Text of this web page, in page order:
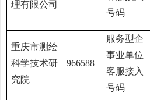
理有限公司
号码
重庆市测绘
科学技术研
究院
966588
服务型企
事业单位
客服接入
号码